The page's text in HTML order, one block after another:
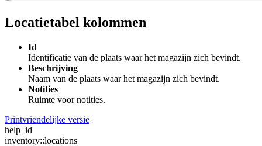
Locatietabel kolommen
Id
Identificatie van de plaats waar het magazijn zich bevindt.
Beschrijving
Naam van de plaats waar het magazijn zich bevindt.
Notities
Ruimte voor notities.
Printvriendelijke versie
help_id
inventory::locations